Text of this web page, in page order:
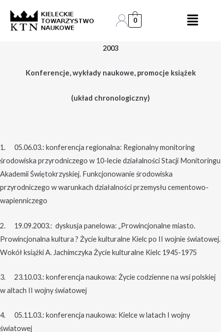
content
0
2003
Konferencje, wykłady naukowe, promocje książek
(układ chronologiczny)
1. 05.06.03.: konferencja regionalna: Regionalny monitoring
środowiska przyrodniczego w 10-lecie działalności Stacji Monitoringu
Akademii Świętokrzyskiej. Funkcjonowanie środowiska
przyrodniczego w warunkach działalności przemysłu cementowo-
wapienniczego
2. 19.09.2003.: dyskusja panelowa: „Prowincjonalne miasto.
Prowincjonalna kultura ? Życie kulturalne Kielc po II wojnie światowej.
Wokół książki A. Jachimczyka Życie kulturalne Kielc 1945-1975
3. 23.10.03.: konferencja naukowa: Życie codzienne na wsi polskiej
w altach II wojny światowej
4. 05.11.03.: konferencja naukowa: Kielce w latach I wojny
światowej